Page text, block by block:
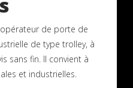
opérateur de porte de
de type trolley, à
sans fin. Il convient à
et industrielles.